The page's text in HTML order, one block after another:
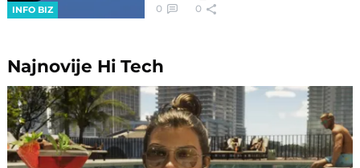
INFO BIZ 0 0
Najnovije Hi Tech